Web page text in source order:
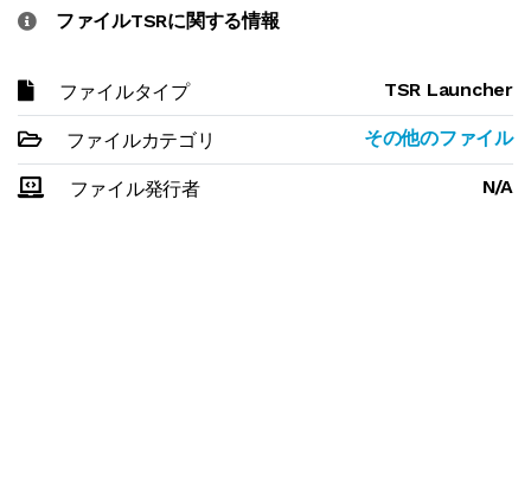
ファイルTSRに関する情報
ファイルタイプ TSR Launcher
ファイルカテゴリ その他のファイル
ファイル発行者 N/A